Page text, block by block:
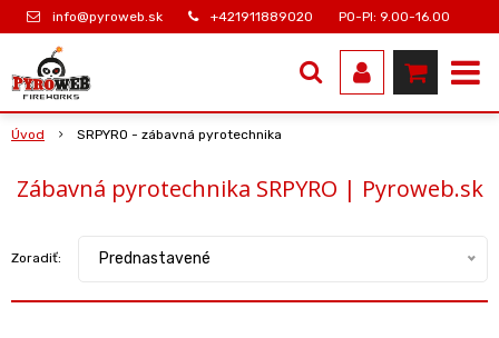
info@pyroweb.sk +421911889020 PO-PI: 9.00-16.00
Úvod SRPYRO - zábavná pyrotechnika
Zábavná pyrotechnika SRPYRO | Pyroweb.sk
Zoradiť: Prednastavené